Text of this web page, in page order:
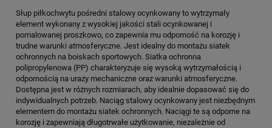
Słup piłkochwytu pośredni stalowy ocynkowany to wytrzymały
element wykonany z wysokiej jakości stali ocynkowanej i
pomalowanej proszkowo, co zapewnia mu odporność na korozję i
trudne warunki atmosferyczne. Jest idealny do montażu siatek
ochronnych na boiskach sportowych. Siatka ochronna
polipropylenowa (PP) charakteryzuje się wysoką wytrzymałością i
odpornością na urazy mechaniczne oraz warunki atmosferyczne.
Dostępna jest w różnych rozmiarach, aby idealnie dopasować się do
indywidualnych potrzeb. Naciąg stalowy ocynkowany jest niezbędnym
elementem do montażu siatek ochronnych. Naciągi te są odporne na
korozję i zapewniają długotrwałe użytkowanie, niezależnie od